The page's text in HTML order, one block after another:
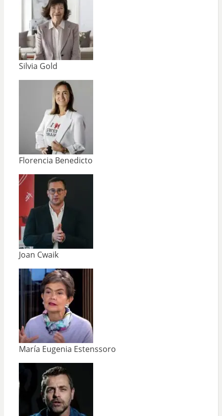
Silvia Gold
Florencia Benedicto
Joan Cwaik
María Eugenia Estenssoro